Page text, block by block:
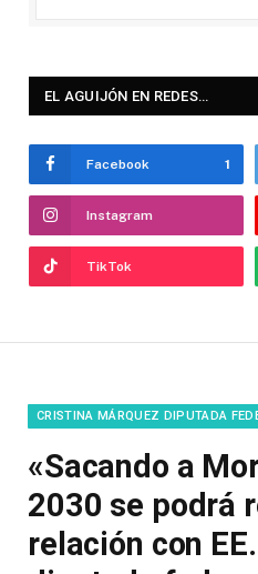
EL AGUIJÓN EN REDES…
Facebook 1
Instagram
TikTok
CRISTINA MÁRQUEZ DIPUTADA
«Sacando a
2030 se podrá
relación con